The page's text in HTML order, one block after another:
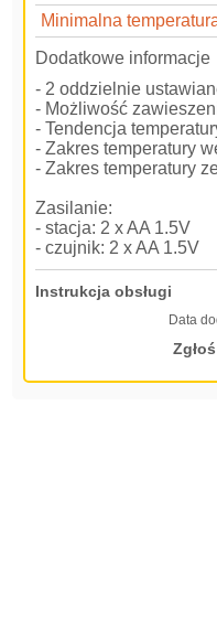
Minimalna
Dodatkowe informacje
- 2 oddzielnie
- Możliwość
- Tendencja
- Zakres temperatury
- Zakres temperatury
Zasilanie:
- stacja: 2 x AA 1.5V
- czujnik: 2 x AA 1.5V
Instrukcja obsługi
Data